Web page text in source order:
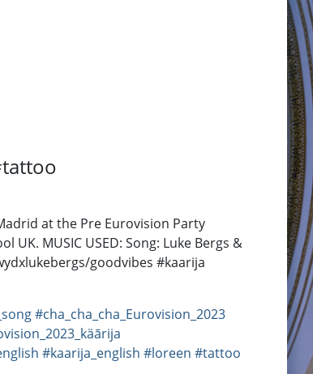
at the Pre Eurovision Party
MUSIC USED: Song: Luke Bergs &
goodvibes #kaarija
#cha_cha_cha_Eurovision_2023
#kaarija_english #loreen #tattoo